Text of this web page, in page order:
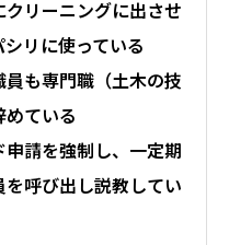
クリーニングに出させ
リに使っている
員も専門職（土木の技
めている
申請を強制し、一定期
呼び出し説教してい